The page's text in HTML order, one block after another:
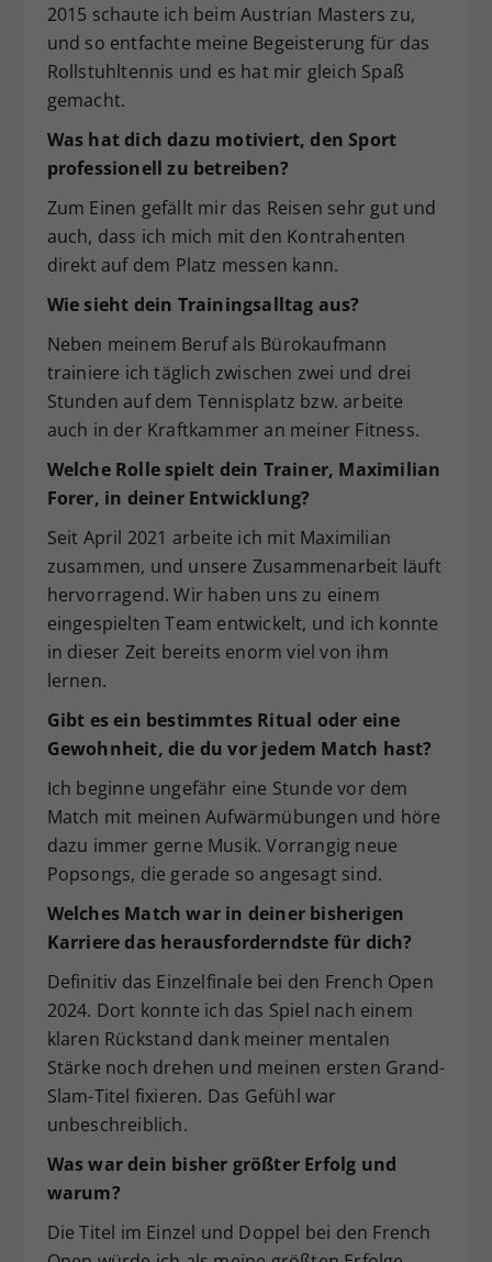
2015 schaute ich beim Austrian Masters zu,
und so entfachte meine Begeisterung für das
Rollstuhltennis und es hat mir gleich Spaß
gemacht.
Was hat dich dazu motiviert, den Sport
professionell zu betreiben?
Zum Einen gefällt mir das Reisen sehr gut und
auch, dass ich mich mit den Kontrahenten
direkt auf dem Platz messen kann.
Wie sieht dein Trainingsalltag aus?
Neben meinem Beruf als Bürokaufmann
trainiere ich täglich zwischen zwei und drei
Stunden auf dem Tennisplatz bzw. arbeite
auch in der Kraftkammer an meiner Fitness.
Welche Rolle spielt dein Trainer, Maximilian
Forer, in deiner Entwicklung?
Seit April 2021 arbeite ich mit Maximilian
zusammen, und unsere Zusammenarbeit läuft
hervorragend. Wir haben uns zu einem
eingespielten Team entwickelt, und ich konnte
in dieser Zeit bereits enorm viel von ihm
lernen.
Gibt es ein bestimmtes Ritual oder eine
Gewohnheit, die du vor jedem Match hast?
Ich beginne ungefähr eine Stunde vor dem
Match mit meinen Aufwärmübungen und höre
dazu immer gerne Musik. Vorrangig neue
Popsongs, die gerade so angesagt sind.
Welches Match war in deiner bisherigen
Karriere das herausforderndste für dich?
Definitiv das Einzelfinale bei den French Open
2024. Dort konnte ich das Spiel nach einem
klaren Rückstand dank meiner mentalen
Stärke noch drehen und meinen ersten Grand-
Slam-Titel fixieren. Das Gefühl war
unbeschreiblich.
Was war dein bisher größter Erfolg und
warum?
Die Titel im Einzel und Doppel bei den French